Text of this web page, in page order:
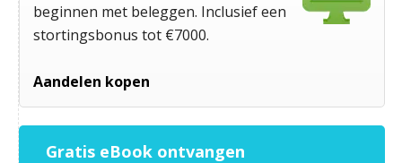
beginnen met beleggen. Inclusief een
stortingsbonus tot €7000.
Aandelen kopen
Gratis eBook ontvangen